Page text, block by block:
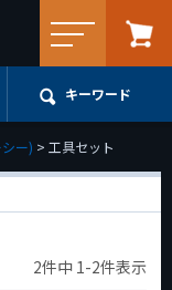
キーワード
ー) 工具セット
2件中 1-2件表示